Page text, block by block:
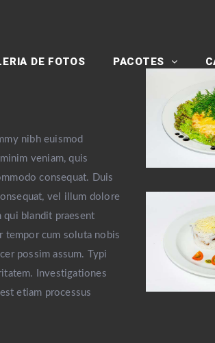
DE FOTOS PACOTES
nibh euismod
veniam, quis
consequat. Duis
vel illum dolore
blandit praesent
tempor cum soluta nobis
possim assum. Typi
Investigationes
etiam processus